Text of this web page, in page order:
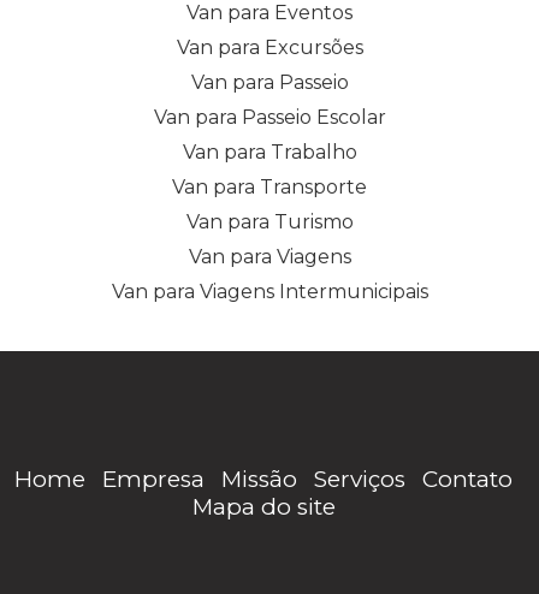
Van para Eventos
Van para Excursões
Van para Passeio
Van para Passeio Escolar
Van para Trabalho
Van para Transporte
Van para Turismo
Van para Viagens
Van para Viagens Intermunicipais
Home Empresa Missão Serviços
Contato
Mapa do site